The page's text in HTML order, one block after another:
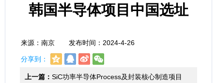
韩国半导体项目中国选址
来源：南京 发布时间：2024-4-26
分享到：
上一篇： SiC功率半导体Process及封装核心制造项目